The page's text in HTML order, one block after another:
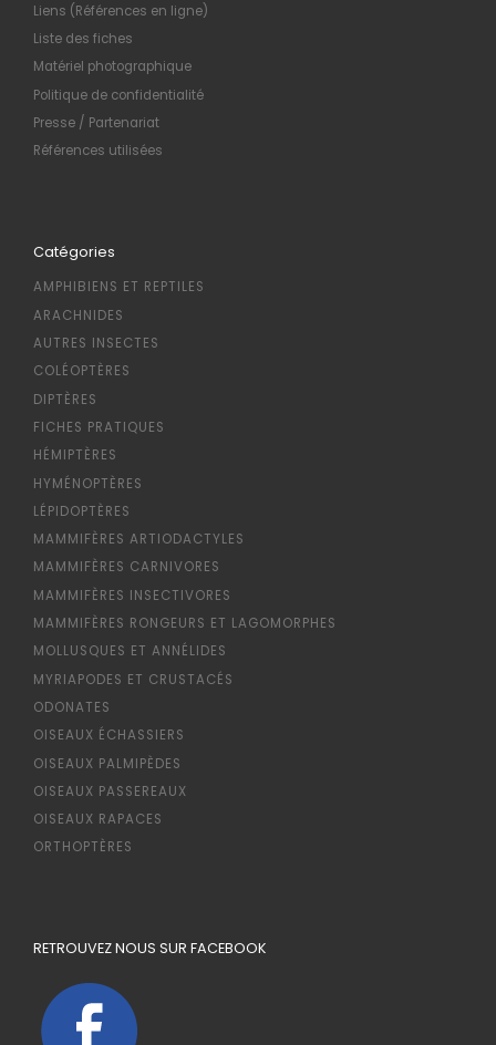
Liens (Références en ligne)
Liste des fiches
Matériel photographique
Politique de confidentialité
Presse / Partenariat
Références utilisées
Catégories
AMPHIBIENS ET REPTILES
ARACHNIDES
AUTRES INSECTES
COLÉOPTÈRES
DIPTÈRES
FICHES PRATIQUES
HÉMIPTÈRES
HYMÉNOPTÈRES
LÉPIDOPTÈRES
MAMMIFÈRES ARTIODACTYLES
MAMMIFÈRES CARNIVORES
MAMMIFÈRES INSECTIVORES
MAMMIFÈRES RONGEURS ET LAGOMORPHES
MOLLUSQUES ET ANNÉLIDES
MYRIAPODES ET CRUSTACÉS
ODONATES
OISEAUX ÉCHASSIERS
OISEAUX PALMIPÈDES
OISEAUX PASSEREAUX
OISEAUX RAPACES
ORTHOPTÈRES
RETROUVEZ NOUS SUR FACEBOOK